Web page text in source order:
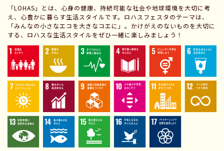
「LOHAS」とは、心身の健康、持続可能な社会や地球環境を大切に考
え、心豊かに暮らす生活スタイルです。ロハスフェスタのテーマは、
「みんなの小さなエコを大きなコエに」。かけがえのないものを大切に
する、ロハスな生活スタイルをぜひ一緒に楽しみましょう！